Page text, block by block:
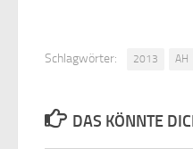
Schlagwörter: 2013 AH
DAS KÖNNTE